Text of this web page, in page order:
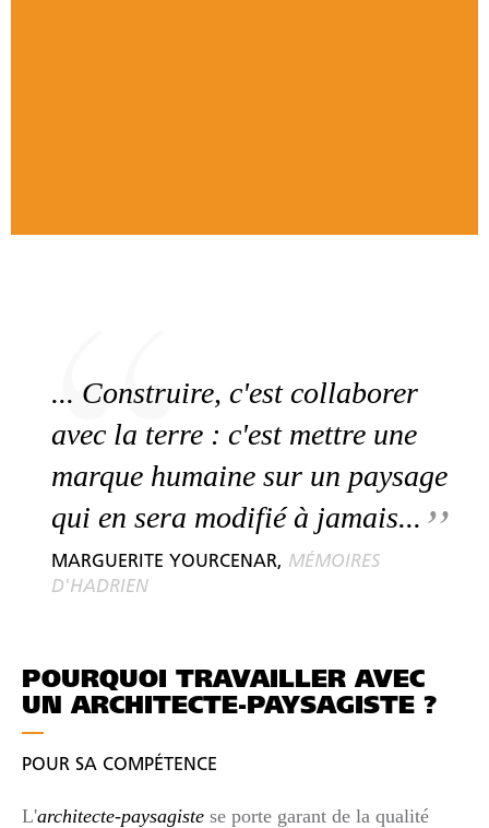
... Construire, c'est collaborer
avec la terre : c'est mettre une
marque humaine sur un paysage
qui en sera modifié à jamais...
MARGUERITE YOURCENAR, MÉMOIRES
D'HADRIEN
POURQUOI TRAVAILLER AVEC
UN ARCHITECTE-PAYSAGISTE ?
POUR SA COMPÉTENCE
L'architecte-paysagiste se porte garant de la qualité